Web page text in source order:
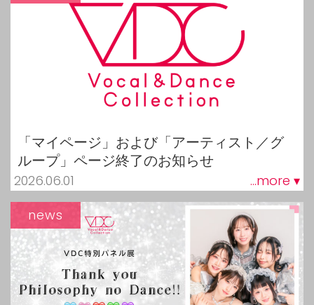
「マイページ」および「アーティスト／グ
ループ」ページ終了のお知らせ
2026.06.01 ...more ▾
news